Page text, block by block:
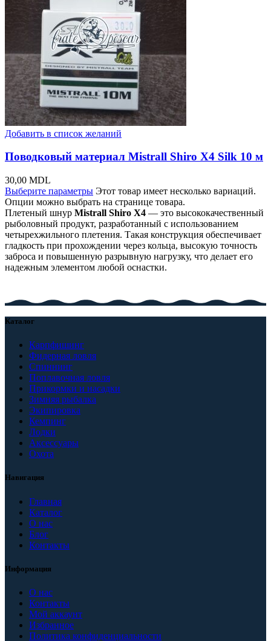
Добавить в список желаний
Поводковый материал Mistrall Shiro X4 Silk 10 м
30,00 MDL
Выберите параметры Этот товар имеет несколько вариаций.
Опции можно выбрать на странице товара.
Плетеный шнур Mistrall Shiro X4 — это высококачественный
рыболовный продукт, разработанный с использованием
четырехжильного плетения. Такая конструкция обеспечивает
гладкость при прохождении через кольца, высокую точность
заброса и повышенную разрывную нагрузку, что делает его
надежным элементом любой оснастки.
Каталог
Карпфишинг
Фидерная ловля
Спиннинг
Поплавочная ловля
Прикормки и насадки
Зимняя рыбалка
Экипировка
Кемпинг
Лодки
Аксессуары
Охота
Навигация
Главная
Каталог
О нас
Блог
Контакты
Информация
О нас
Контакты
Мой аккаунт
Избранное
Политика конфиденциальности